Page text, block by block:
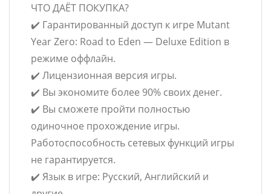
ЧТО ДАЁТ ПОКУПКА?
✔️ Гарантированный доступ к игре Mutant
Year Zero: Road to Eden — Deluxe Edition в
режиме оффлайн.
✔️ Лицензионная версия игры.
✔️ Вы экономите более 90% своих денег.
✔️ Вы сможете пройти полностью
одиночное прохождение игры.
Работоспособность сетевых функций игры
не гарантируется.
✔️ Язык в игре: Русский, Английский и